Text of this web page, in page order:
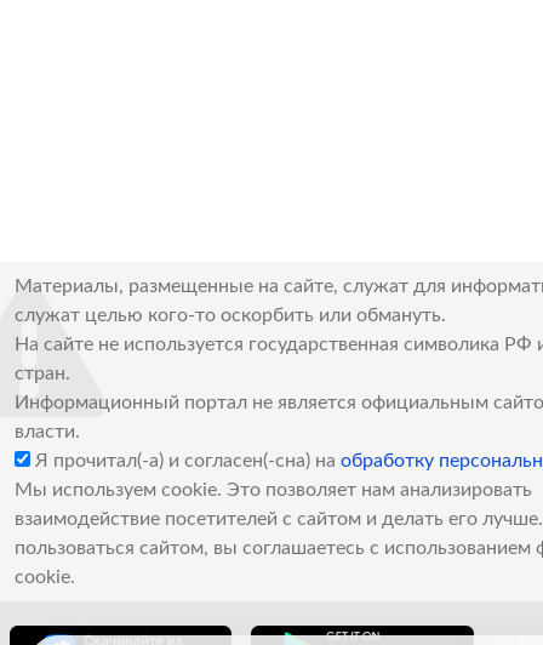
Материалы, размещенные на сайте, служат для
служат целью кого-то оскорбить или обмануть.
На сайте не используется государственная символика РФ
стран.
Информационный портал не является официальным
власти.
Я прочитал(-а) и согласен(-сна) на обработку
Мы используем cookie. Это позволяет нам анализировать
взаимодействие посетителей с сайтом и делать его
пользоваться сайтом, вы соглашаетесь с использованием
cookie.